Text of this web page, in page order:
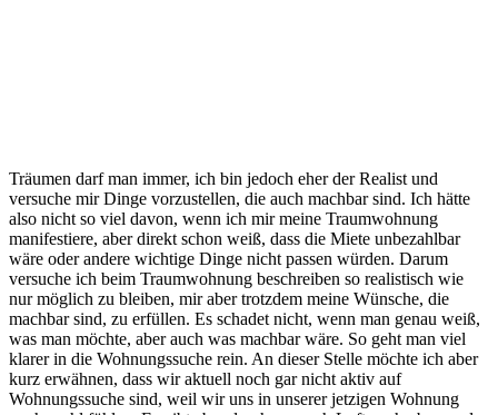
Träumen darf man immer, ich bin jedoch eher der Realist und
versuche mir Dinge vorzustellen, die auch machbar sind. Ich hätte
also nicht so viel davon, wenn ich mir meine Traumwohnung
manifestiere, aber direkt schon weiß, dass die Miete unbezahlbar
wäre oder andere wichtige Dinge nicht passen würden. Darum
versuche ich beim Traumwohnung beschreiben so realistisch wie
nur möglich zu bleiben, mir aber trotzdem meine Wünsche, die
machbar sind, zu erfüllen. Es schadet nicht, wenn man genau weiß,
was man möchte, aber auch was machbar wäre. So geht man viel
klarer in die Wohnungssuche rein. An dieser Stelle möchte ich aber
kurz erwähnen, dass wir aktuell noch gar nicht aktiv auf
Wohnungssuche sind, weil wir uns in unserer jetzigen Wohnung